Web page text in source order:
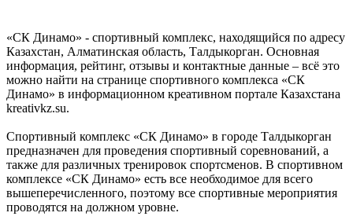
«СК Динамо» - спортивный комплекс, находящийся по адресу
Казахстан, Алматинская область, Талдыкорган. Основная
информация, рейтинг, отзывы и контактные данные – всё это
можно найти на странице спортивного комплекса «СК
Динамо» в информационном креативном портале Казахстана
kreativkz.su.
Спортивный комплекс «СК Динамо» в городе Талдыкорган
предназначен для проведения спортивный соревнований, а
также для различных тренировок спортсменов. В спортивном
комплексе «СК Динамо» есть все необходимое для всего
вышеперечисленного, поэтому все спортивные мероприятия
проводятся на должном уровне.